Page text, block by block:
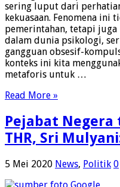
sering luput dari
kekuasaan. Fenomena ini
pemerintahan, tetapi juga
dalam dunia psikologi,
gangguan obsesif-
konteks ini kita
metaforis untuk …
Read More »
Pejabat
THR, Sri
5 Mei 2020 News, Politik 0